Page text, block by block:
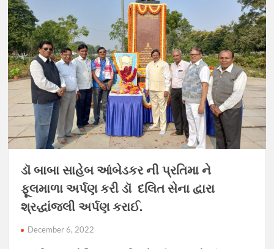
ડૉ બાબા સાહેબ આંબેડકર ની પ્રતિમા ને
ફૂલમાળા અર્પણ કરી ડૉ દલિત સેના દ્વારા
શ્રદ્ધાંજલી અર્પણ કરાઈ.
December 6, 2022